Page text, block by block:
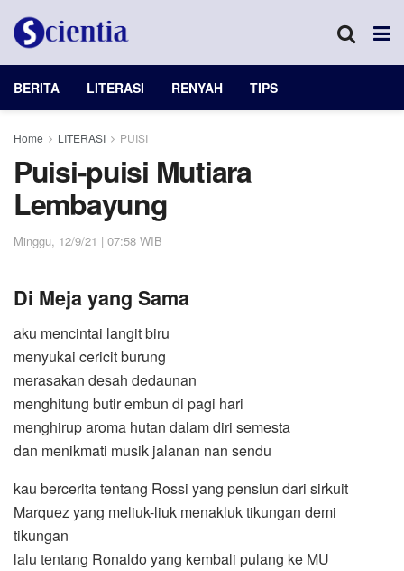
BERITA LITERASI RENYAH TIPS
Home LITERASI PUISI
Puisi-puisi Mutiara
Lembayung
Minggu, 12/9/21 | 07:58 WIB
Di Meja yang Sama
aku mencintai langit biru
menyukai cericit burung
merasakan desah dedaunan
menghitung butir embun di pagi hari
menghirup aroma hutan dalam diri semesta
dan menikmati musik jalanan nan sendu
kau bercerita tentang Rossi yang pensiun dari sirkuit
Marquez yang meliuk-liuk menakluk tikungan demi
tikungan
lalu tentang Ronaldo yang kembali pulang ke MU